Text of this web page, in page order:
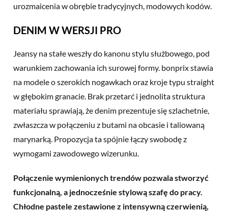
urozmaicenia w obrębie tradycyjnych, modowych kodów.
DENIM W WERSJI PRO
Jeansy na stałe weszły do kanonu stylu służbowego, pod
warunkiem zachowania ich surowej formy. bonprix stawia
na modele o szerokich nogawkach oraz krojetypu straight
w głębokim granacie. Brak przetarć i jednolita struktura
materiału sprawiają, że denim prezentuje się szlachetnie,
zwłaszcza w połączeniu z butami na obcasie i taliowaną
marynarką. Propozycja ta spójnie łączy swobodę z
wymogami zawodowego wizerunku.
Połączenie wymienionych trendów pozwala stworzyć
funkcjonalną, a jednocześnie stylową szafę do pracy.
Chłodne pastele zestawione z intensywną czerwienią,